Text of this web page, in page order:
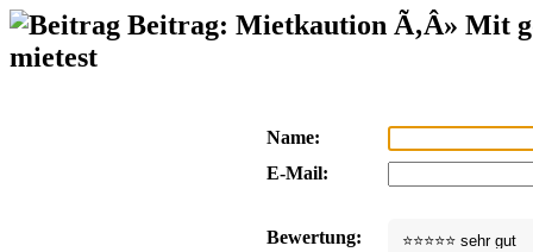
Beitrag: Mietkaution Ã‚Â» Mit
mietest
Name:
E-Mail:
Bewertung: